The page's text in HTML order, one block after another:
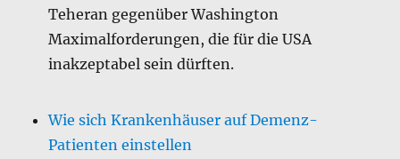
Teheran gegenüber Washington
Maximalforderungen, die für die USA
inakzeptabel sein dürften.
Wie sich Krankenhäuser auf Demenz-
Patienten einstellen